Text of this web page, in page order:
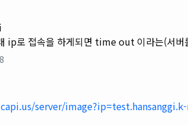
ip로 접속을 하게되면 time out 이라는(서버
server/